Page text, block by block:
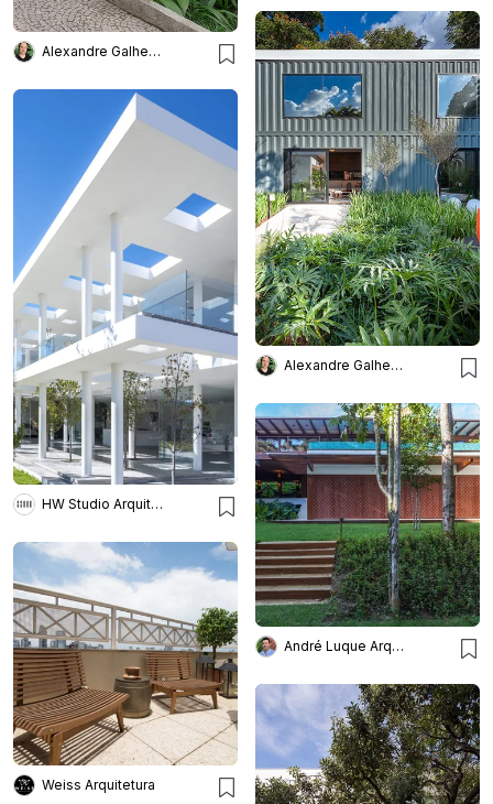
Alexandre Galhego Paisagismo
Alexandre Galhego Paisagismo
HW Studio Arquitectos
André Luque Arquitetura
Weiss Arquitetura